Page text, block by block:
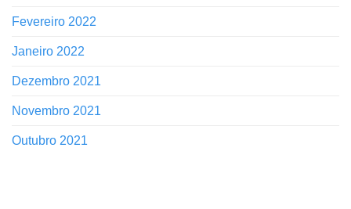
Fevereiro 2022
Janeiro 2022
Dezembro 2021
Novembro 2021
Outubro 2021